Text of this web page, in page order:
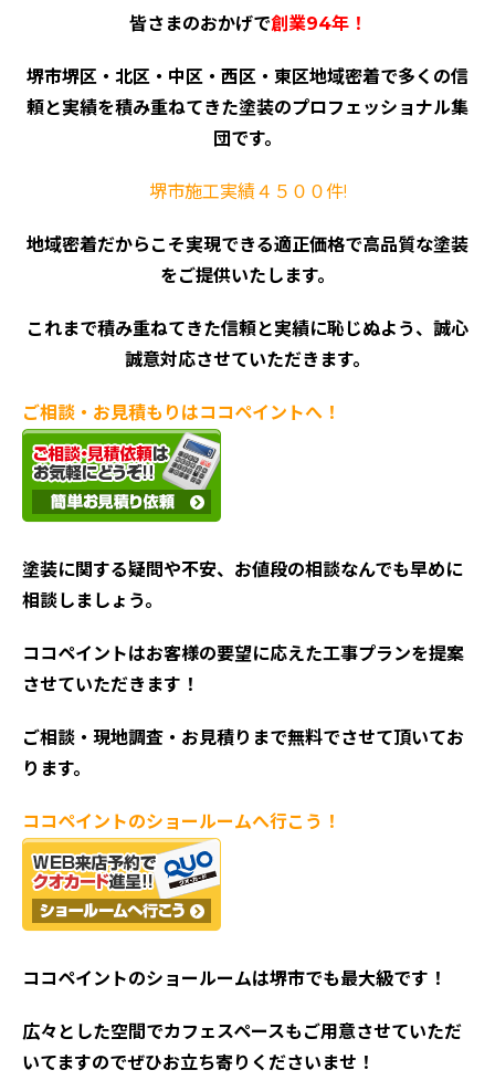
皆さまのおかげで創業94年！
堺市堺区・北区・中区・西区・東区地域密着で多くの信
頼と実績を積み重ねてきた塗装のプロフェッショナル集
団です。
堺市施工実績４５００件!
地域密着だからこそ実現できる適正価格で高品質な塗装
をご提供いたします。
これまで積み重ねてきた信頼と実績に恥じぬよう、誠心
誠意対応させていただきます。
ご相談・お見積もりはココペイントへ！
塗装に関する疑問や不安、お値段の相談なんでも早めに
相談しましょう。
ココペイントはお客様の要望に応えた工事プランを提案
させていただきます！
ご相談・現地調査・お見積りまで無料でさせて頂いてお
ります。
ココペイントのショールームへ行こう！
ココペイントのショールームは堺市でも最大級です！
広々とした空間でカフェスペースもご用意させていただ
いてますのでぜひお立ち寄りくださいませ！